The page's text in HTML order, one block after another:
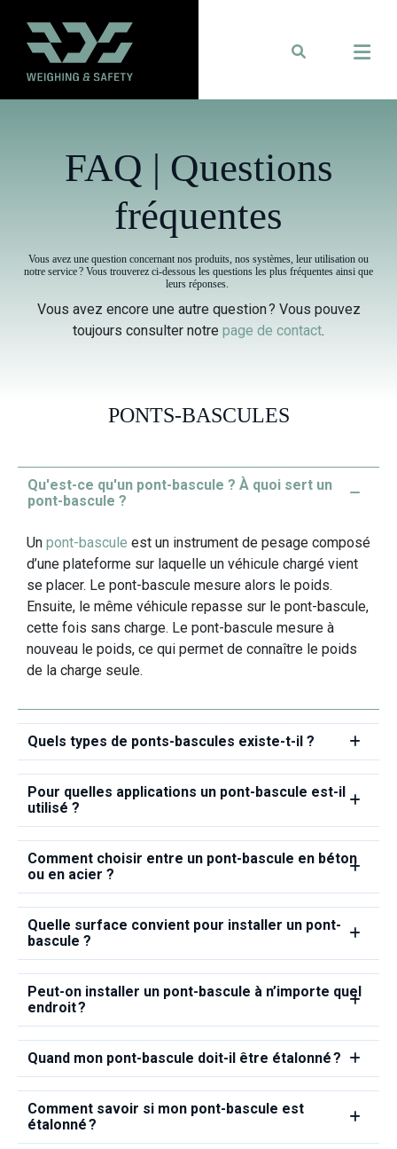
FAQ | Questions
fréquentes
Vous avez une question concernant nos produits, nos systèmes, leur utilisation ou
notre service ? Vous trouverez ci‑dessous les questions les plus fréquentes ainsi que
leurs réponses.
Vous avez encore une autre question ? Vous pouvez
toujours consulter notre page de contact.
PONTS-BASCULES
Qu'est-ce qu'un pont-bascule ? À quoi sert un
pont-bascule ?
Un pont‑bascule est un instrument de pesage composé
d’une plateforme sur laquelle un véhicule chargé vient
se placer. Le pont‑bascule mesure alors le poids.
Ensuite, le même véhicule repasse sur le pont‑bascule,
cette fois sans charge. Le pont‑bascule mesure à
nouveau le poids, ce qui permet de connaître le poids
de la charge seule.
Quels types de ponts-bascules existe-t-il ?
Pour quelles applications un pont-bascule est-il
utilisé ?
Comment choisir entre un pont-bascule en béton
ou en acier ?
Quelle surface convient pour installer un pont-
bascule ?
Peut‑on installer un pont‑bascule à n’importe quel
endroit ?
Quand mon pont‑bascule doit‑il être étalonné ?
Comment savoir si mon pont‑bascule est
étalonné ?